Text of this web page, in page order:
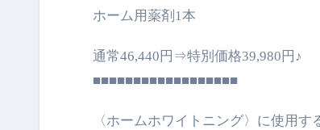
ホーム用薬剤1本
通常46,440円⇒特別価格39,980円♪
■■■■■■■■■■■■■■■■■■
〈ホームホワイトニング〉に使用す